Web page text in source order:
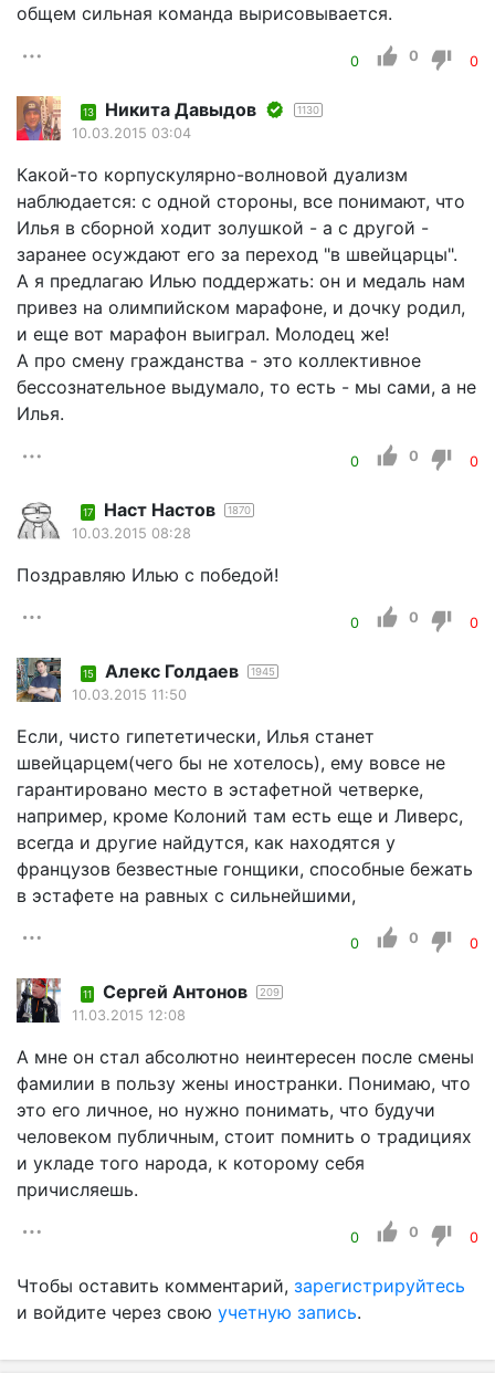
общем сильная команда вырисовывается.
0 0 0
13 Никита Давыдов 1130
10.03.2015 03:04
Какой-то корпускулярно-волновой дуализм
наблюдается: с одной стороны, все понимают, что
Илья в сборной ходит золушкой - а с другой -
заранее осуждают его за переход "в швейцарцы".
А я предлагаю Илью поддержать: он и медаль нам
привез на олимпийском марафоне, и дочку родил,
и еще вот марафон выиграл. Молодец же!
А про смену гражданства - это коллективное
бессознательное выдумало, то есть - мы сами, а не
Илья.
0 0 0
17 Наст Настов 1870
10.03.2015 08:28
Поздравляю Илью с победой!
0 0 0
15 Алекс Голдаев 1945
10.03.2015 11:50
Если, чисто гипететически, Илья станет
швейцарцем(чего бы не хотелось), ему вовсе не
гарантировано место в эстафетной четверке,
например, кроме Колоний там есть еще и Ливерс,
всегда и другие найдутся, как находятся у
французов безвестные гонщики, способные бежать
в эстафете на равных с сильнейшими,
0 0 0
11 Сергей Антонов 209
11.03.2015 12:08
А мне он стал абсолютно неинтересен после смены
фамилии в пользу жены иностранки. Понимаю, что
это его личное, но нужно понимать, что будучи
человеком публичным, стоит помнить о традициях
и укладе того народа, к которому себя
причисляешь.
0 0 0
Чтобы оставить комментарий, зарегистрируйтесь
и войдите через свою учетную запись.